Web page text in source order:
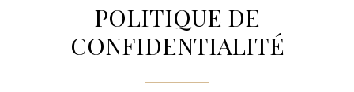
POLITIQUE DE
CONFIDENTIALITÉ